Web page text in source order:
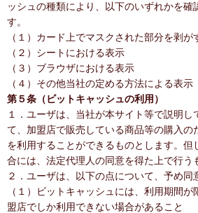
ッシュの種類により、以下のいずれかを確
す。
（１）カード上でマスクされた部分を剥
（２）シートにおける表示
（３）ブラウザにおける表示
（４）その他当社の定める方法による表示
第５条（ビットキャッシュの利用）
１．ユーザは、当社が本サイト等で説明し
て、加盟店で販売している商品等の購入の
を利用することができるものとします。但
合には、法定代理人の同意を得た上で行う
２．ユーザは、以下の点について、予め同
（１）ビットキャッシュには、利用期間
盟店でしか利用できない場合があること